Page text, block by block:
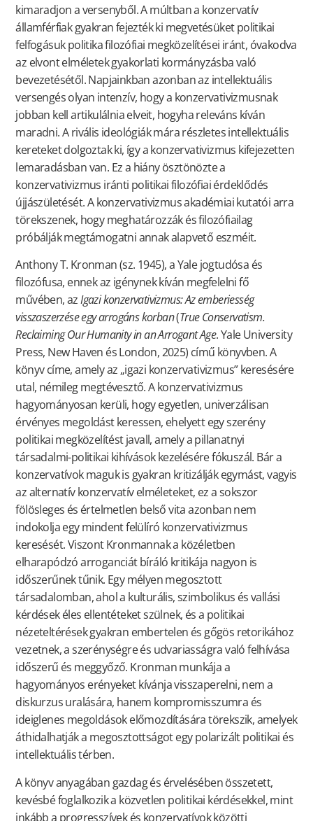
kimaradjon a versenyből. A múltban a konzervatív
államférfiak gyakran fejezték ki megvetésüket politikai
felfogásuk politika filozófiai megközelítései iránt, óvakodva
az elvont elméletek gyakorlati kormányzásba való
bevezetésétől. Napjainkban azonban az intellektuális
versengés olyan intenzív, hogy a konzervativizmusnak
jobban kell artikulálnia elveit, hogyha releváns kíván
maradni. A rivális ideológiák mára részletes intellektuális
kereteket dolgoztak ki, így a konzervativizmus kifejezetten
lemaradásban van. Ez a hiány ösztönözte a
konzervativizmus iránti politikai filozófiai érdeklődés
újjászületését. A konzervativizmus akadémiai kutatói arra
törekszenek, hogy meghatározzák és filozófiailag
próbálják megtámogatni annak alapvető eszméit.
Anthony T. Kronman (sz. 1945), a Yale jogtudósa és
filozófusa, ennek az igénynek kíván megfelelni fő
művében, azIgazi konzervativizmus: Az emberiesség
visszaszerzése egy arrogáns korban(True Conservatism.
Reclaiming Our Humanity in an Arrogant Age. Yale University
Press, New Haven és London, 2025) című könyvben. A
könyv címe, amely az „igazi konzervativizmus” keresésére
utal, némileg megtévesztő. A konzervativizmus
hagyományosan kerüli, hogy egyetlen, univerzálisan
érvényes megoldást keressen, ehelyett egy szerény
politikai megközelítést javall, amely a pillanatnyi
társadalmi-politikai kihívások kezelésére fókuszál. Bár a
konzervatívok maguk is gyakran kritizálják egymást, vagyis
az alternatív konzervatív elméleteket, ez a sokszor
fölösleges és értelmetlen belső vita azonban nem
indokolja egy mindent felülíró konzervativizmus
keresését. Viszont Kronmannak a közéletben
elharapódzó arroganciát bíráló kritikája nagyon is
időszerűnek tűnik. Egy mélyen megosztott
társadalomban, ahol a kulturális, szimbolikus és vallási
kérdések éles ellentéteket szülnek, és a politikai
nézeteltérések gyakran embertelen és gőgös retorikához
vezetnek, a szerénységre és udvariasságra való felhívása
időszerű és meggyőző. Kronman munkája a
hagyományos erényeket kívánja visszaperelni, nem a
diskurzus uralására, hanem kompromisszumra és
ideiglenes megoldások előmozdítására törekszik, amelyek
áthidalhatják a megosztottságot egy polarizált politikai és
intellektuális térben.
A könyv anyagában gazdag és érvelésében összetett,
kevésbé foglalkozik a közvetlen politikai kérdésekkel, mint
inkább a progresszívek és konzervatívok közötti